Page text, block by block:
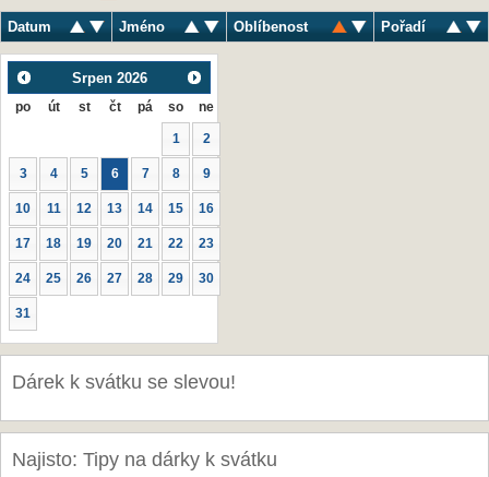
Datum Jméno Oblíbenost Pořadí
Srpen 2026
po út st čt pá so ne
1 2
3 4 5 6 7 8 9
10 11 12 13 14 15 16
17 18 19 20 21 22 23
24 25 26 27 28 29 30
31
Dárek k svátku se slevou!
Najisto: Tipy na dárky k svátku